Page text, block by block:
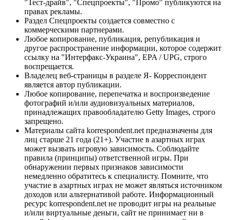
"Тест-драйв", "Спецпроекты", "Промо" публикуются на
правах рекламы.
Раздел Спецпроекты создается совместно с
коммерческими партнерами.
Любое копирование, публикация, републикация и
другое распространение информации, которое содержит
ссылку на "Интерфакс-Украина", EPA / UPG, строго
воспрещается.
Владелец веб-страницы в разделе Я- Корреспондент
является автор публикации.
Любое копирование, перепечатка и воспроизведение
фотографий и/или аудиовизуальных материалов,
принадлежащих правообладателю Getty Images, строго
запрещено.
Материалы сайта korrespondent.net предназначены для
лиц старше 21 года (21+). Участие в азартных играх
может вызвать игровую зависимость. Соблюдайте
правила (принципы) ответственной игры. При
обнаружении первых признаков зависимости
немедленно обратитесь к специалисту. Помните, что
участие в азартных играх не может являться источником
доходов или альтернативой работе. Информационный
ресурс korrespondent.net не проводит игры на реальные
и/или виртуальные деньги, сайт не принимает ни в